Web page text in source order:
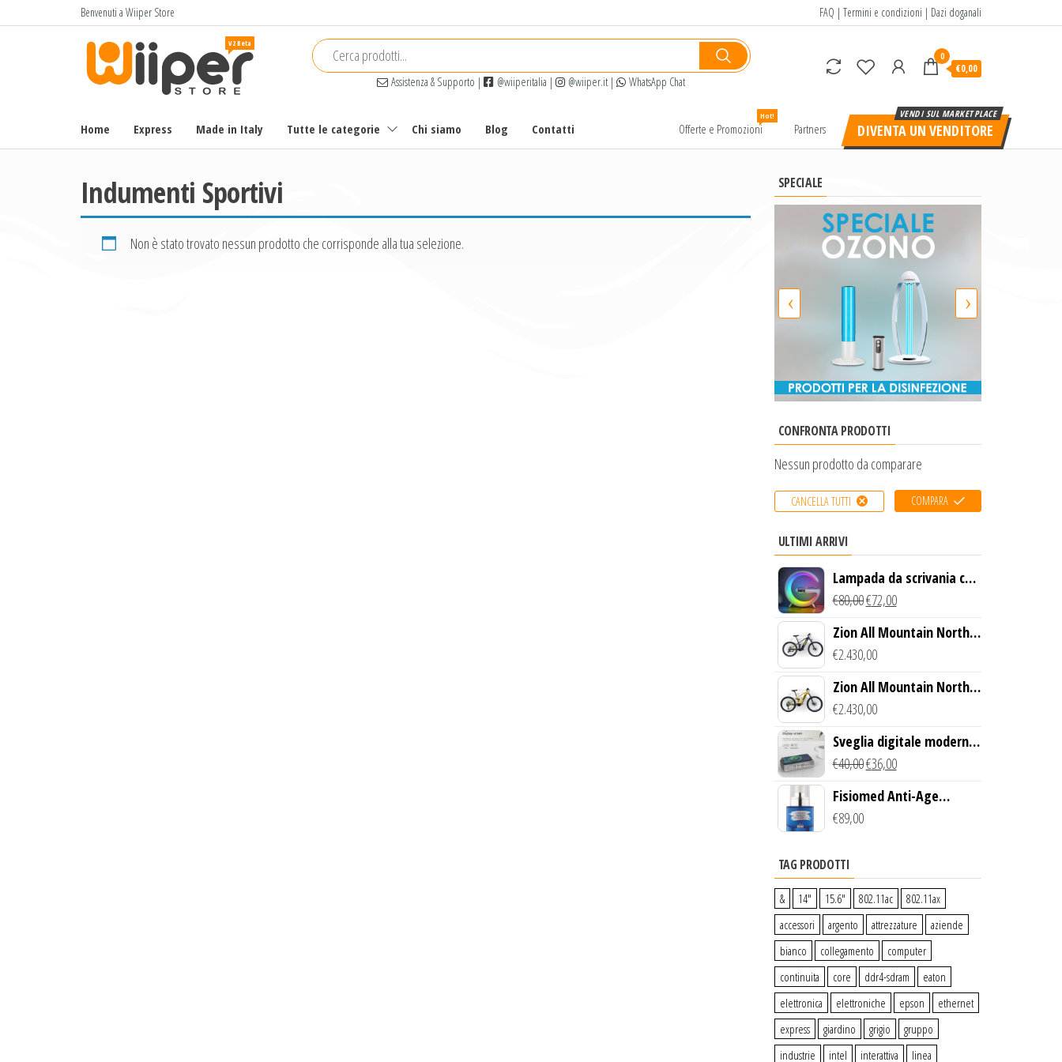
e
Benvenuti a Wiiper Store FAQ | Termini e condizioni | Dazi doganali
Wiiper
a basso
prezzo
Assistenza & Supporto | @wiiperitalia | @wiiper.it | WhatsApp Chat
0
€0,00
Home Express Made in Italy Tutte le categorie Chi siamo Blog Contatti Offerte e Promozioni
Hot!
Partners DIVENTA UN VENDITORE
Indumenti Sportivi
Non è stato trovato nessun prodotto che corrisponde alla tua selezione.
SPECIALE
‹ ›
CONFRONTA PRODOTTI
Nessun prodotto da comparare
CANCELLA TUTTI COMPARA
ULTIMI ARRIVI
Lampada da scrivania con
luce LED e ricarica
wireless
€80,00€72,00
Zion All Mountain North
Creek Bike (Nero)
€2.430,00
Zion All Mountain North
Creek Bike (Giallo)
€2.430,00
Sveglia digitale moderna
con Caricabatterie
Wireless Qi
€40,00€36,00
Fisiomed Anti-Age
Defense Face Serum
€89,00
TAG PRODOTTI
& 14″ 15.6″ 802.11ac
802.11ax
accessori
argento attrezzature
aziende
bianco
collegamento
computer
continuita
core ddr4-sdram
eaton
elettronica
elettroniche epson
ethernet
express
giardino grigio
gruppo
industrie
intel interattiva linea